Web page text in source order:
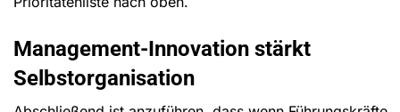
Management-Innovation stärkt
Selbstorganisation